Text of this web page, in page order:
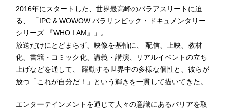
2016年にスタートした、世界最高峰のパラアスリートに迫
る、 「IPC & WOWOW パラリンピック・ドキュメンタリー
シリーズ 『WHO I AM』」。
放送だけにとどまらず、映像を基軸に、 配信、上映、教材
化、書籍・コミック化、講義・講演、リアルイベントの立ち
上げなどを通して、 躍動する世界中の多様な個性と、彼らが
放つ「これが自分だ！」という輝きを一貫して描いてきた。
エンターテインメントを通じて人々の意識にあるバリアを取